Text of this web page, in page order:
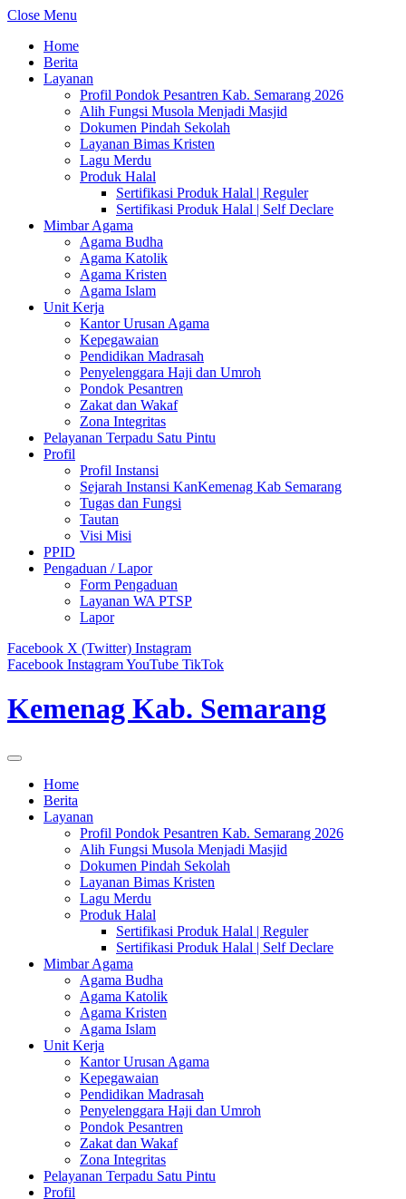
Close Menu
Home
Berita
Layanan
Profil Pondok Pesantren Kab. Semarang 2026
Alih Fungsi Musola Menjadi Masjid
Dokumen Pindah Sekolah
Layanan Bimas Kristen
Lagu Merdu
Produk Halal
Sertifikasi Produk Halal | Reguler
Sertifikasi Produk Halal | Self Declare
Mimbar Agama
Agama Budha
Agama Katolik
Agama Kristen
Agama Islam
Unit Kerja
Kantor Urusan Agama
Kepegawaian
Pendidikan Madrasah
Penyelenggara Haji dan Umroh
Pondok Pesantren
Zakat dan Wakaf
Zona Integritas
Pelayanan Terpadu Satu Pintu
Profil
Profil Instansi
Sejarah Instansi KanKemenag Kab Semarang
Tugas dan Fungsi
Tautan
Visi Misi
PPID
Pengaduan / Lapor
Form Pengaduan
Layanan WA PTSP
Lapor
Facebook X (Twitter) Instagram
Facebook InstagramYouTube TikTok
Kemenag Kab. Semarang
Home
Berita
Layanan
Profil Pondok Pesantren Kab. Semarang 2026
Alih Fungsi Musola Menjadi Masjid
Dokumen Pindah Sekolah
Layanan Bimas Kristen
Lagu Merdu
Produk Halal
Sertifikasi Produk Halal | Reguler
Sertifikasi Produk Halal | Self Declare
Mimbar Agama
Agama Budha
Agama Katolik
Agama Kristen
Agama Islam
Unit Kerja
Kantor Urusan Agama
Kepegawaian
Pendidikan Madrasah
Penyelenggara Haji dan Umroh
Pondok Pesantren
Zakat dan Wakaf
Zona Integritas
Pelayanan Terpadu Satu Pintu
Profil